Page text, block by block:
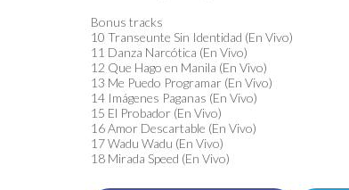
Bonus tracks
10 Transeunte Sin Identidad (En Vivo)
11 Danza Narcótica (En Vivo)
12 Que Hago en Manila (En Vivo)
13 Me Puedo Programar (En Vivo)
14 Imágenes Paganas (En Vivo)
15 El Probador (En Vivo)
16 Amor Descartable (En Vivo)
17 Wadu Wadu (En Vivo)
18 Mirada Speed (En Vivo)